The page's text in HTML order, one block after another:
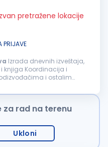
pretražene lokacije
PRIJAVE
Izrada dnevnih izveštaja,
knjiga Koordinacija i
i ostalim
za rad na terenu
Ukloni